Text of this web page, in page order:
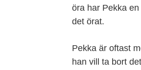
öra har Pekka
det örat.
Pekka är oftast
han vill ta bort